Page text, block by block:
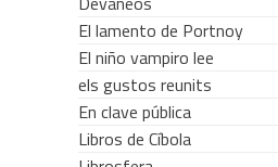
El lamento de Portnoy
El niño vampiro lee
els gustos reunits
En clave pública
Libros de Cíbola